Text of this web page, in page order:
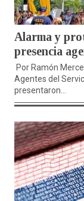
Alarma y
presencia
Por Ramón
Agentes del
presentaron...